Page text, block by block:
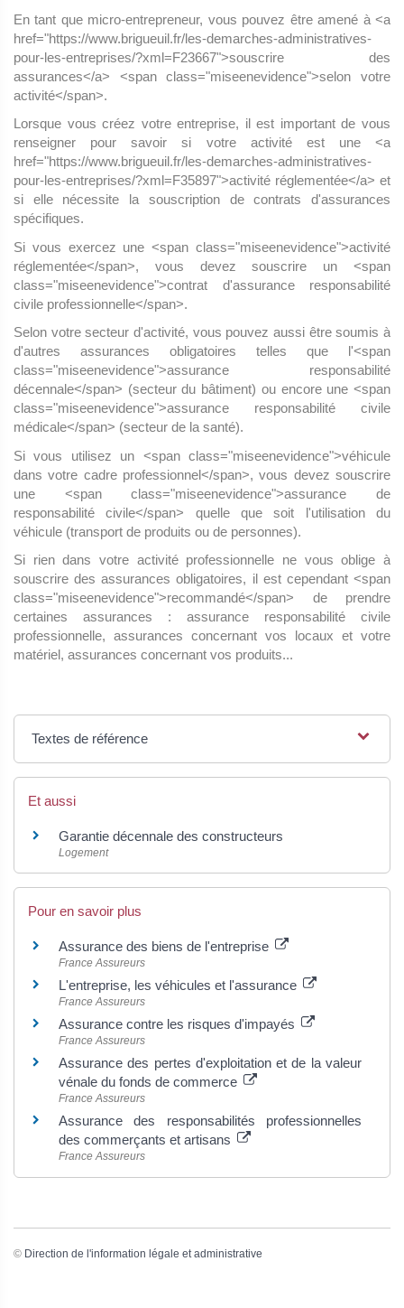
En tant que micro-entrepreneur, vous pouvez être amené à <a
href="https://www.brigueuil.fr/les-demarches-administratives-
pour-les-entreprises/?xml=F23667">souscrire des
assurances</a> <span class="miseenevidence">selon votre
activité</span>.
Lorsque vous créez votre entreprise, il est important de vous
renseigner pour savoir si votre activité est une <a
href="https://www.brigueuil.fr/les-demarches-administratives-
pour-les-entreprises/?xml=F35897">activité réglementée</a> et
si elle nécessite la souscription de contrats d'assurances
spécifiques.
Si vous exercez une <span class="miseenevidence">activité
réglementée</span>, vous devez souscrire un <span
class="miseenevidence">contrat d'assurance responsabilité
civile professionnelle</span>.
Selon votre secteur d'activité, vous pouvez aussi être soumis à
d'autres assurances obligatoires telles que l'<span
class="miseenevidence">assurance responsabilité
décennale</span> (secteur du bâtiment) ou encore une <span
class="miseenevidence">assurance responsabilité civile
médicale</span> (secteur de la santé).
Si vous utilisez un <span class="miseenevidence">véhicule
dans votre cadre professionnel</span>, vous devez souscrire
une <span class="miseenevidence">assurance de
responsabilité civile</span> quelle que soit l'utilisation du
véhicule (transport de produits ou de personnes).
Si rien dans votre activité professionnelle ne vous oblige à
souscrire des assurances obligatoires, il est cependant <span
class="miseenevidence">recommandé</span> de prendre
certaines assurances : assurance responsabilité civile
professionnelle, assurances concernant vos locaux et votre
matériel, assurances concernant vos produits...
Textes de référence
Et aussi
Garantie décennale des constructeurs
Logement
Pour en savoir plus
Assurance des biens de l'entreprise
France Assureurs
L'entreprise, les véhicules et l'assurance
France Assureurs
Assurance contre les risques d'impayés
France Assureurs
Assurance des pertes d'exploitation et de la valeur
vénale du fonds de commerce
France Assureurs
Assurance des responsabilités professionnelles
des commerçants et artisans
France Assureurs
© Direction de l'information légale et administrative